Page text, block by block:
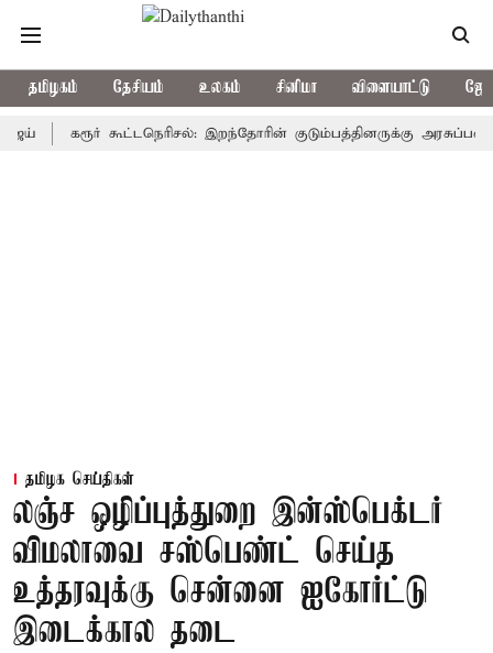
தமிழகம் தேசியம் உலகம் சினிமா விளையாட்டு
கரூர் கூட்டநெரிசல்: இறந்தோரின் குடும்பத்தினருக்கு அரசுப்பணி
தமிழக செய்திகள்
லஞ்ச ஒழிப்புத்துறை இன்ஸ்பெக்டர்
விமலாவை சஸ்பெண்ட் செய்த
உத்தரவுக்கு சென்னை ஐகோர்ட்டு
இடைக்கால தடை